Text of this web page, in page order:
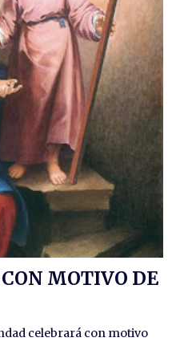
MOTIVO DE
celebrará con motivo